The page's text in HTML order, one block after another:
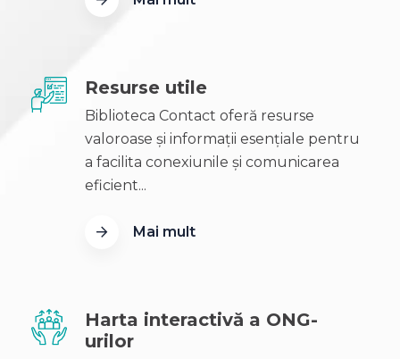
Resurse utile
Biblioteca Contact oferă resurse
valoroase și informații esențiale pentru
a facilita conexiunile și comunicarea
eficient...
Mai mult
Harta interactivă a ONG-
urilor